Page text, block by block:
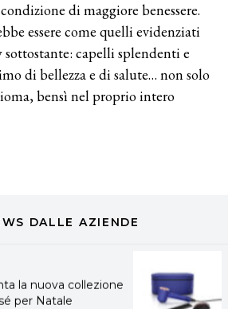
di maggiore benessere.
essere come quelli evidenziati
capelli splendenti e
di bellezza e di salute… non solo
bensì nel proprio intero
DALLE AZIENDE
la sua innovativa ed
linea di prodotti
cofanetti beauty
2022: I
la nuova collezione
per Natale